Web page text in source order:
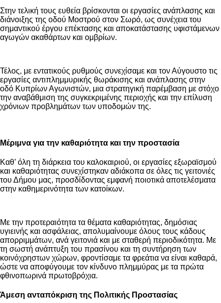
Στην τελική τους ευθεία βρίσκονται οι εργασίες ανάπλασης και
διάνοιξης της οδού Μοστρού στον Σωρό, ως συνέχεια του
σημαντικού έργου επέκτασης και αποκατάστασης υφιστάμενων
αγωγών ακαθάρτων και ομβρίων.
Τέλος, με εντατικούς ρυθμούς συνεχίσαμε και τον Αύγουστο τις
εργασίες αντιπλημμυρικής θωράκισης και ανάπλασης στην
οδό Κυπρίων Αγωνιστών, μια στρατηγική παρέμβαση με στόχο
την αναβάθμιση της συγκεκριμένης περιοχής και την επίλυση
χρόνιων προβλημάτων των υποδομών της.
Μέριμνα για την καθαριότητα και την προστασία
Καθ’ όλη τη διάρκεια του καλοκαιριού, οι εργασίες εξωραϊσμού
και καθαριότητας συνεχίστηκαν αδιάκοπα σε όλες τις γειτονιές
του Δήμου μας, προσδίδοντας εμφανή ποιοτικά αποτελέσματα
στην καθημερινότητα των κατοίκων.
Με την προτεραιότητα τα θέματα καθαριότητας, δημόσιας
υγιεινής και ασφάλειας, απολυμαίνουμε όλους τους κάδους
απορριμμάτων, ανά γειτονιά και με σταθερή περιοδικότητα. Με
τη σωστή ανάπτυξη του πρασίνου και τη συντήρηση των
κοινόχρηστων χώρων, φροντίσαμε τα φρεάτια να είναι καθαρά,
ώστε να αποφύγουμε τον κίνδυνο πλημμύρας με τα πρώτα
φθινοπωρινά πρωτοβρόχια.
Άμεση ανταπόκριση της Πολιτικής Προστασίας